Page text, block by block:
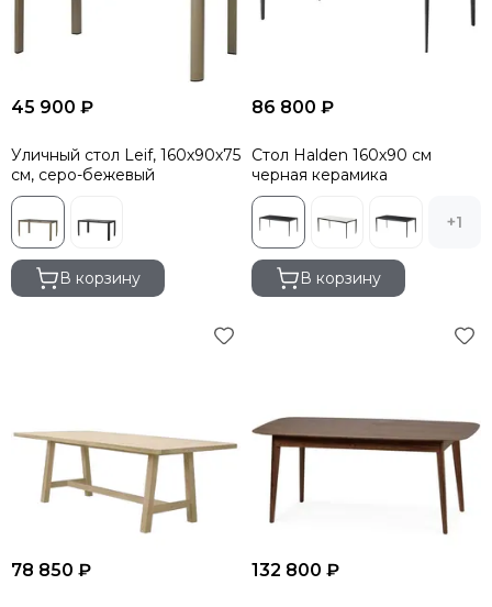
45 900 ₽
Уличный стол Leif, 160х90х75
см, серо-бежевый
В корзину
86 800 ₽
Стол Halden 160х90 см
черная керамика
+1
В корзину
78 850 ₽ 132 800 ₽